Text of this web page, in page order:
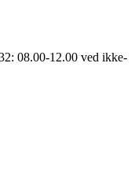
08.00-12.00 ved ikke-